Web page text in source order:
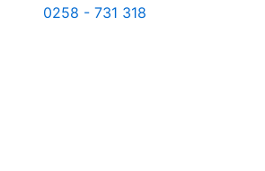
0258 - 731 318